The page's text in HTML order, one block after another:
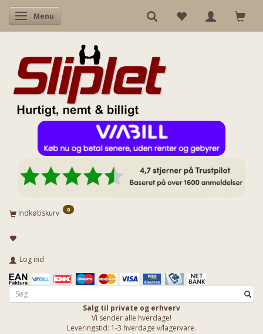
Skifte navigation
Menu
Indkøbskurv 0
Log ind
Salg til private og erhverv
Vi sender alle hverdage!
Leveringstid: 1-3 hverdage v/lagervare.